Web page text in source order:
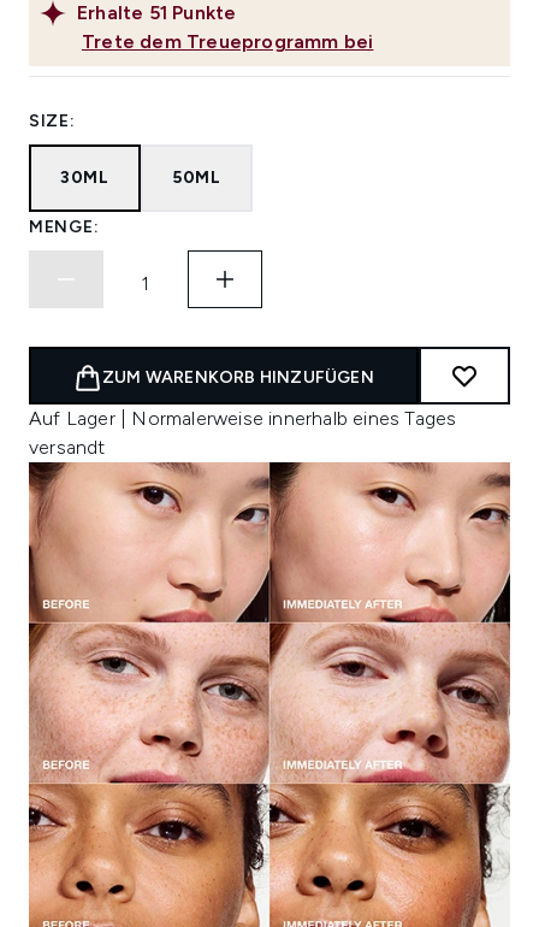
Erhalte 51 Punkte
Trete dem Treueprogramm bei
SIZE:
30ML 50ML
MENGE:
ZUM WARENKORB HINZUFÜGEN
Auf Lager | Normalerweise innerhalb eines Tages
versandt